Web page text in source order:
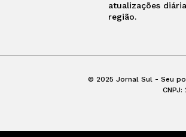
atualizações
região.
© 2025 Jornal Sul - Seu